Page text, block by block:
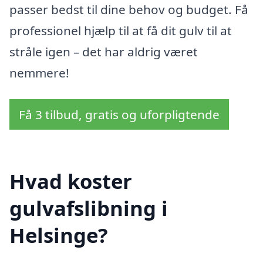
passer bedst til dine behov og budget. Få
professionel hjælp til at få dit gulv til at
stråle igen – det har aldrig været
nemmere!
Få 3 tilbud, gratis og uforpligtende
Hvad koster
gulvafslibning i
Helsinge?